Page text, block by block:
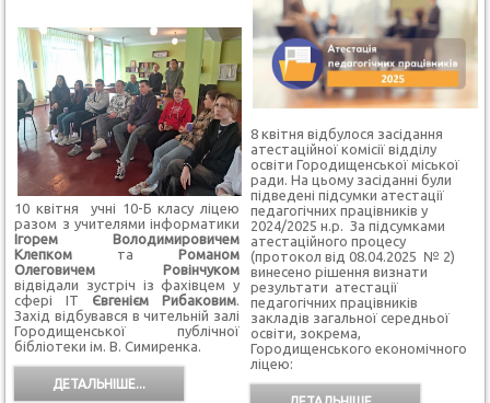
10 квітня учні 10-Б класу ліцею
разом з учителями інформатики
Ігорем Володимировичем
Клепком та Романом
Олеговичем Ровінчуком
відвідали зустріч із фахівцем у
сфері IT Євгенієм Рибаковим.
Захід відбувався в чительній залі
Городищенської публічної
бібліотеки ім. В. Симиренка.
ДЕТАЛЬНІШЕ...
8 квітня відбулося засідання
атестаційної комісії відділу
освіти Городищенської міської
ради. На цьому засіданні були
підведені підсумки атестації
педагогічних працівників у
2024/2025 н.р. За підсумками
атестаційного процесу
(протокол від 08.04.2025 № 2)
винесено рішення визнати
результати атестації
педагогічних працівників
закладів загальної середньої
освіти, зокрема,
Городищенського економічного
ліцею: